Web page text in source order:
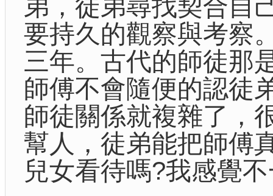
弟，徒弟尋找契合自
要持久的觀察與考察
三年。古代的師徒那
師傅不會隨便的認徒
師徒關係就複雜了，
幫人，徒弟能把師傅
兒女看待嗎?我感覺